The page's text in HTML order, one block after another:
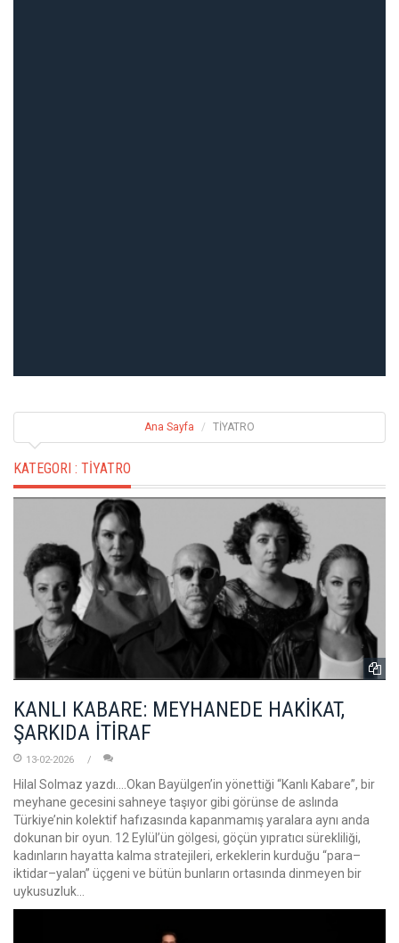
Ana Sayfa TİYATRO
KATEGORI : TİYATRO
KANLI KABARE: MEYHANEDE HAKİKAT,
ŞARKIDA İTİRAF
13-02-2026
Hilal Solmaz yazdı....Okan Bayülgen’in yönettiği “Kanlı Kabare”, bir
meyhane gecesini sahneye taşıyor gibi görünse de aslında
Türkiye’nin kolektif hafızasında kapanmamış yaralara aynı anda
dokunan bir oyun. 12 Eylül’ün gölgesi, göçün yıpratıcı sürekliliği,
kadınların hayatta kalma stratejileri, erkeklerin kurduğu “para–
iktidar–yalan” üçgeni ve bütün bunların ortasında dinmeyen bir
uykusuzluk…